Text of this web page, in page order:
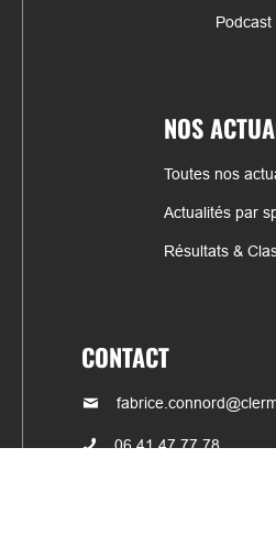
Podcast
NOS
Toutes nos
Actualités par
Résultats &
CONTACT
06 41 47 77 78